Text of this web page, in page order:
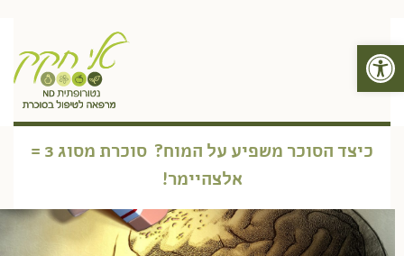
פתח סרגל נגישות
תפריט
כיצד הסוכר משפיע על המוח? סוכרת מסוג 3 =
אלצהיימר!